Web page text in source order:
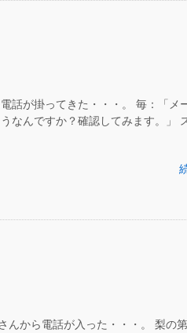
話が掛ってきた・・・。 毎：「メ
なんですか？確認してみます。」
んから電話が入った・・・。 梨の